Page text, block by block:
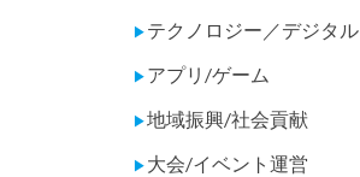
▶ テクノロジー／デジタル
▶ アプリ/ゲーム
▶地域振興/社会貢献
▶ 大会/イベント運営